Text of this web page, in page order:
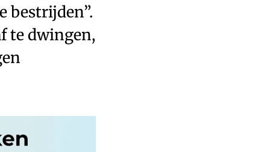
bestrijden”.
te dwingen,